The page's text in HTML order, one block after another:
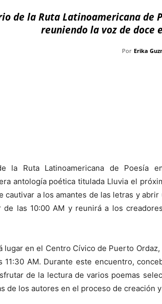
de la Ruta Latinoamericana de
reuniendo la voz de
Por Erika
la Ruta Latinoamericana de Poesía
antología poética titulada Lluvia el
cautivar a los amantes de las letras y abrir
de las 10:00 AM y reunirá a los
lugar en el Centro Cívico de Puerto
11:30 AM. Durante este encuentro,
de la lectura de varios poemas
de los autores en el proceso de creación